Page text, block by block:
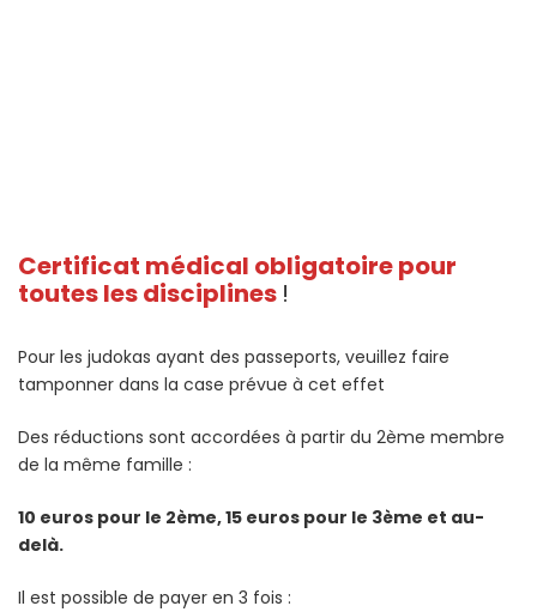
Certificat médical obligatoire pour
toutes les disciplines !
Pour les judokas ayant des passeports, veuillez faire
tamponner dans la case prévue à cet effet
Des réductions sont accordées à partir du 2ème membre
de la même famille :
10 euros pour le 2ème, 15 euros pour le 3ème et au-
delà.
Il est possible de payer en 3 fois :